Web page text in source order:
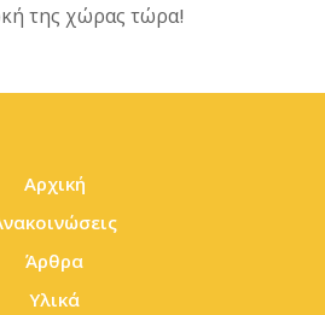
της χώρας τώρα!
Αρχική
Άρθρα
Υλικά